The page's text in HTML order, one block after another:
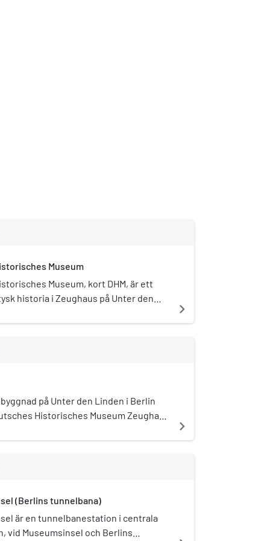
Museum
Museum, kort DHM, är ett
historia i Zeughaus på Unter den
besökare per år.
navigate_next
på Unter den Linden i Berlin
Historisches Museum Zeughaus
gevär. Byggnaden började uppföras
av Andreas Schlüter och fick sin
navigate_next
(Berlins tunnelbana)
är en tunnelbanestation i centrala
vid Museumsinsel och Berlins